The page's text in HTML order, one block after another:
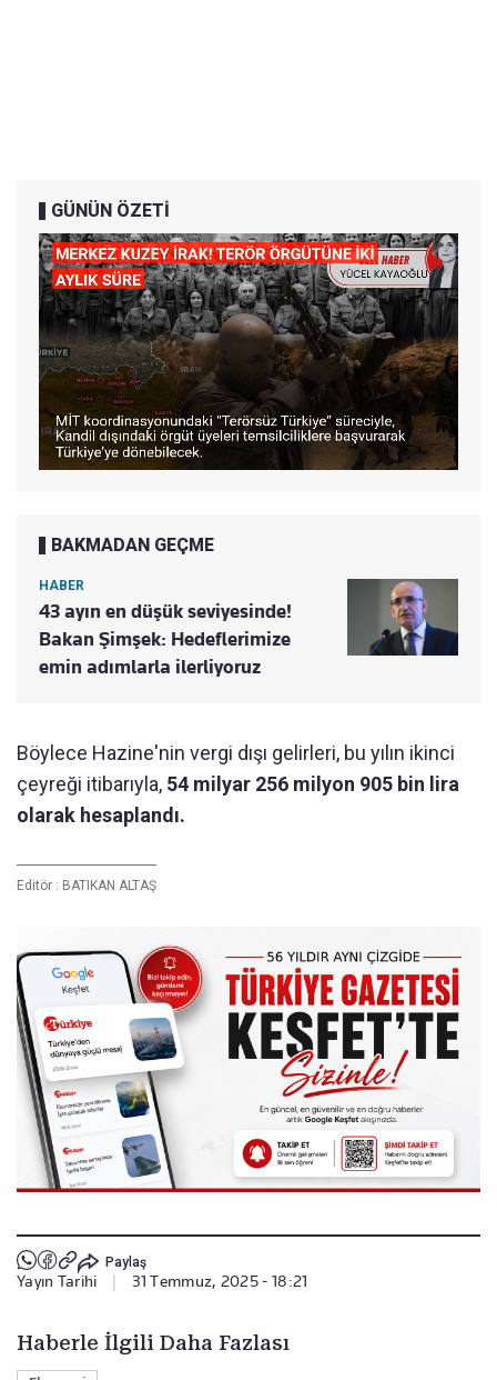
GÜNÜN ÖZETİ
BAKMADAN GEÇME
HABER
43 ayın en düşük seviyesinde!
Bakan Şimşek: Hedeflerimize
emin adımlarla ilerliyoruz
Böylece Hazine'nin vergi dışı gelirleri, bu yılın ikinci
çeyreği itibarıyla, 54 milyar 256 milyon 905 bin lira
olarak hesaplandı.
Editör : BATIKAN ALTAŞ
Paylaş
Yayın Tarihi 31 Temmuz, 2025 - 18:21
Haberle İlgili Daha Fazlası